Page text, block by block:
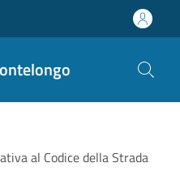
al Codice della Strada